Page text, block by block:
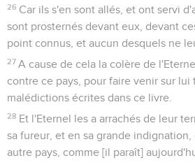
26 Car ils s'en sont allés, et ont servi
sont prosternés devant eux, devant
point connus, et aucun desquels ne
27 A cause de cela la colère de
contre ce pays, pour faire venir sur lui
malédictions écrites dans ce livre.
28 Et l'Eternel les a arrachés de leur
sa fureur, et en sa grande indignation,
autre pays, comme [il paraît]